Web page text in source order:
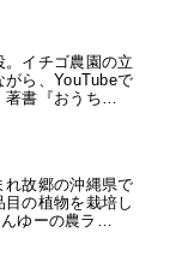
イチゴ農園の立
がら、YouTubeで
著書『おうち…
れ故郷の沖縄県で
の植物を栽培し
ゆーの農ラ…